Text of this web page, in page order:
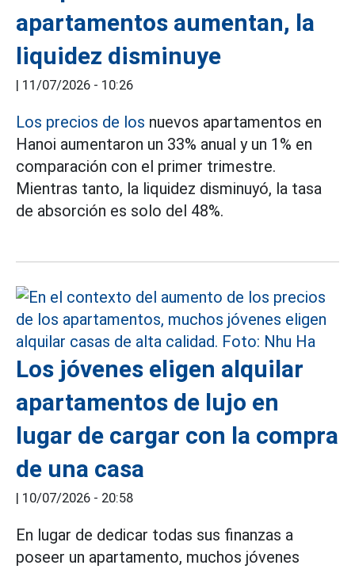
apartamentos aumentan, la
liquidez disminuye
| 11/07/2026 - 10:26
Los precios de los nuevos apartamentos en
Hanoi aumentaron un 33% anual y un 1% en
comparación con el primer trimestre.
Mientras tanto, la liquidez disminuyó, la tasa
de absorción es solo del 48%.
Los jóvenes eligen alquilar
apartamentos de lujo en
lugar de cargar con la compra
de una casa
| 10/07/2026 - 20:58
En lugar de dedicar todas sus finanzas a
poseer un apartamento, muchos jóvenes